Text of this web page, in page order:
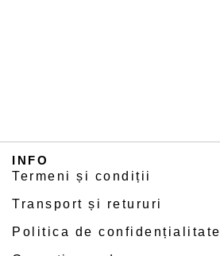
INFO
Termeni și condiții
Transport și retururi
Politica de confidențialitate